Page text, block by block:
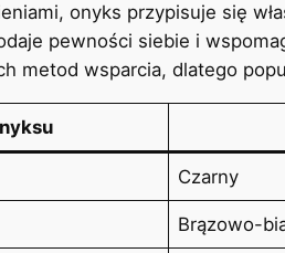
onyks przypisuje się
pewności siebie i
metod wsparcia, dlatego
Czarny
Brązowo-